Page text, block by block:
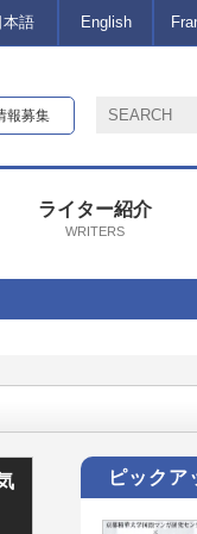
本語 English
報募集
ライター紹介
WRITERS
報】
ピックア